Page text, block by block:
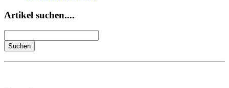
Artikel suchen....